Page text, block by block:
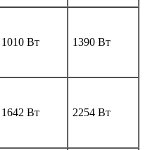
1010 Вт 1390 Вт
1642 Вт 2254 Вт